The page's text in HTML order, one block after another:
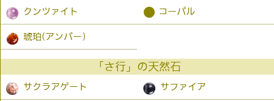
クンツァイト ● コーパル
琥珀(アンバー）
「さ行」の天然石
サクラアゲート サファイア